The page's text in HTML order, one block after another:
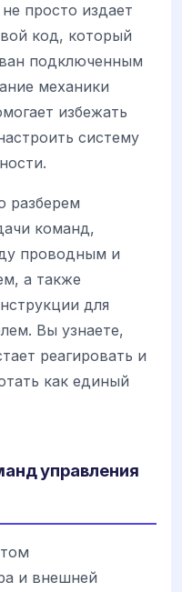
просто издает
код, который
подключенным
механики
избежать
систему
разберем
команд,
проводным и
а также
для
Вы узнаете,
реагировать и
как единый
управления
и внешней